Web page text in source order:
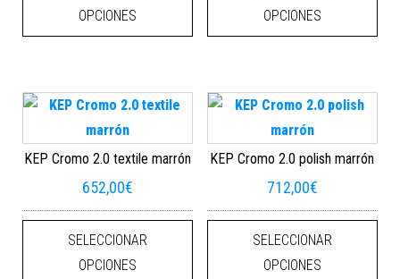
OPCIONES
OPCIONES
KEP Cromo 2.0 textile marrón
652,00€
SELECCIONAR
OPCIONES
Este producto tiene múltiples
KEP Cromo 2.0 polish marrón
712,00€
SELECCIONAR
OPCIONES